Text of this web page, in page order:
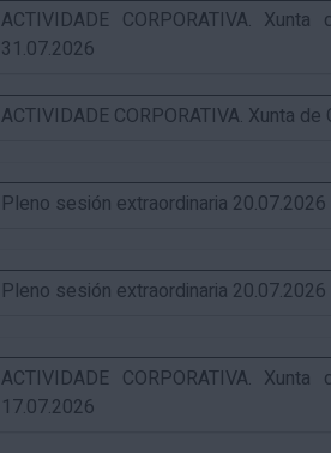
ACTIVIDADE CORPORATIVA.
31.07.2026
ACTIVIDADE CORPORATIVA. Xunta
Pleno sesión extraordinaria 20.07.2026
Pleno sesión extraordinaria 20.07.2026
ACTIVIDADE CORPORATIVA.
17.07.2026